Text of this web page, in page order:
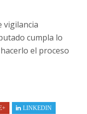
vigilancia
cumpla lo
el proceso
LINKEDIN